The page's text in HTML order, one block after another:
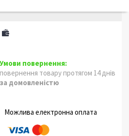
повернення товару протягом 14 днів
за домовленістю